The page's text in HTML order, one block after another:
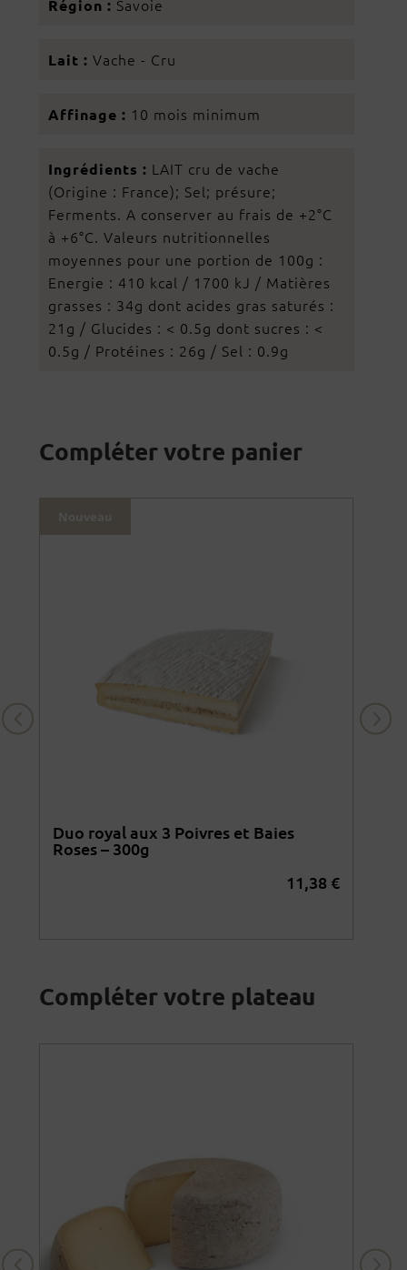
Région : Savoie
Lait : Vache - Cru
Affinage : 10 mois minimum
Ingrédients : LAIT cru de vache
(Origine : France); Sel; présure;
Ferments. A conserver au frais de +2°C
à +6°C. Valeurs nutritionnelles
moyennes pour une portion de 100g :
Energie : 410 kcal / 1700 kJ / Matières
grasses : 34g dont acides gras saturés :
21g / Glucides : < 0.5g dont sucres : <
0.5g / Protéines : 26g / Sel : 0.9g
Compléter votre panier
Duo royal aux 3 Poivres et Baies
Roses – 300g
11,38€
Compléter votre plateau